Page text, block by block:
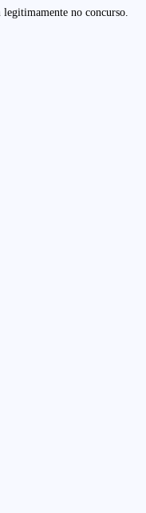
legitimamente no concurso.